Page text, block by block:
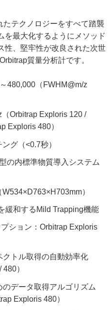
テクノロジーをすべて踏襲
を最大化するようにメソッド
性、堅牢性が改良された次世
質量分析計です。
480,000（FWHM@m/z
Orbitrap Exploris 120 /
Exploris 480）
グ（<0.7秒）
の内標準物質導入システム
）
緩和するMild Trapping機能
ション：Orbitrap Exploris
クトル取得の自動効率化
）
データ取得アルゴリズム
Exploris 480）